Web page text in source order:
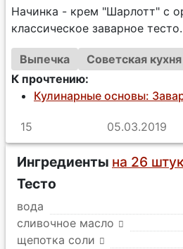
Начинка - крем "Шарлотт" с
классическое заварное тесто.
Выпечка
Советская кухня
К прочтению:
Кулинарные основы:
15 05.03.2019
Ингредиенты на 26
Тесто
вода
сливочное масло
щепотка соли